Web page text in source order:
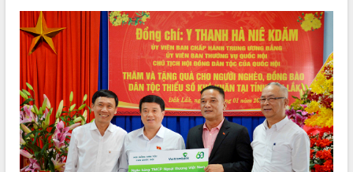
HỆ THỐNG VĂN BẢN
VĂN BẢN HĐND TỈNH
ĐIỂM TIN VĂN BẢN
QUY HOẠCH - KẾ HOẠCH